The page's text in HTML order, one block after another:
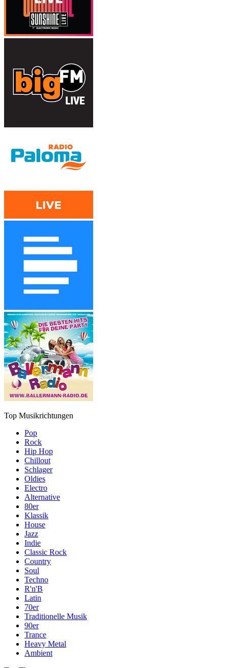
Top Musikrichtungen
Pop
Rock
Hip Hop
Chillout
Schlager
Oldies
Electro
Alternative
80er
Klassik
House
Jazz
Indie
Classic Rock
Country
Soul
Techno
R'n'B
Latin
70er
Traditionelle Musik
90er
Trance
Heavy Metal
Ambient